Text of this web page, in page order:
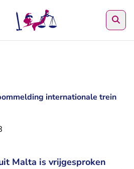
internationale trein
Malta is vrijgesproken